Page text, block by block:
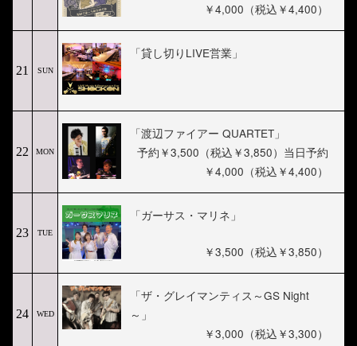
￥4,000（税込￥4,400）
21 SUN
「貸し切りLIVE営業」
22 MON
「渡辺ファイアー QUARTET」
予約￥3,500（税込￥3,850）当日予約
￥4,000（税込￥4,400）
23 TUE
「ガーサス・マリネ」
￥3,500（税込￥3,850）
24 WED
「ザ・グレイマンティス～GS Night
～」
￥3,000（税込￥3,300）